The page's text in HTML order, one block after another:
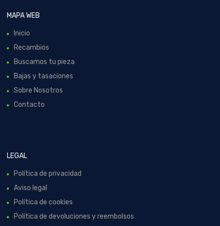
MAPA WEB
Inicio
Recambios
Buscamos tu pieza
Bajas y tasaciones
Sobre Nosotros
Contacto
LEGAL
Política de privacidad
Aviso legal
Política de cookies
Política de devoluciones y reembolsos